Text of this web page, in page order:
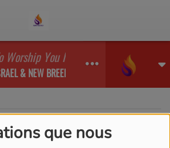
que nous
Worship You I Live (Away)
& NEW BREED